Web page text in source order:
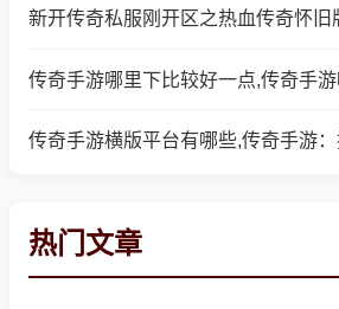
新开传奇私服刚开区之热血传奇怀旧
传奇手游哪里下比较好一点,传奇手游
热门文章